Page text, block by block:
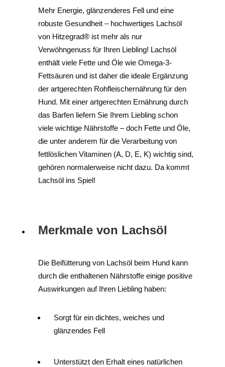
Mehr Energie, glänzenderes Fell und eine
robuste Gesundheit – hochwertiges Lachsöl
von Hitzegrad® ist mehr als nur
Verwöhngenuss für Ihren Liebling! Lachsöl
enthält viele Fette und Öle wie Omega-3-
Fettsäuren und ist daher die ideale Ergänzung
der artgerechten Rohfleischernährung für den
Hund. Mit einer artgerechten Ernährung durch
das Barfen liefern Sie Ihrem Liebling schon
viele wichtige Nährstoffe – doch Fette und Öle,
die unter anderem für die Verarbeitung von
fettlöslichen Vitaminen (A, D, E, K) wichtig sind,
gehören normalerweise nicht dazu. Da kommt
Lachsöl ins Spiel!
Merkmale von Lachsöl
Die Beifütterung von Lachsöl beim Hund kann
durch die enthaltenen Nährstoffe einige positive
Auswirkungen auf Ihren Liebling haben:
Sorgt für ein dichtes, weiches und
glänzendes Fell
Unterstützt den Erhalt eines natürlichen